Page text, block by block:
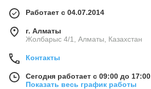
Работает с 04.07.2014
г. Алматы
Жолбарыс 4/1, Алматы, Казахстан
Контакты
Сегодня работает с 09:00 до 17:00
Показать весь график работы